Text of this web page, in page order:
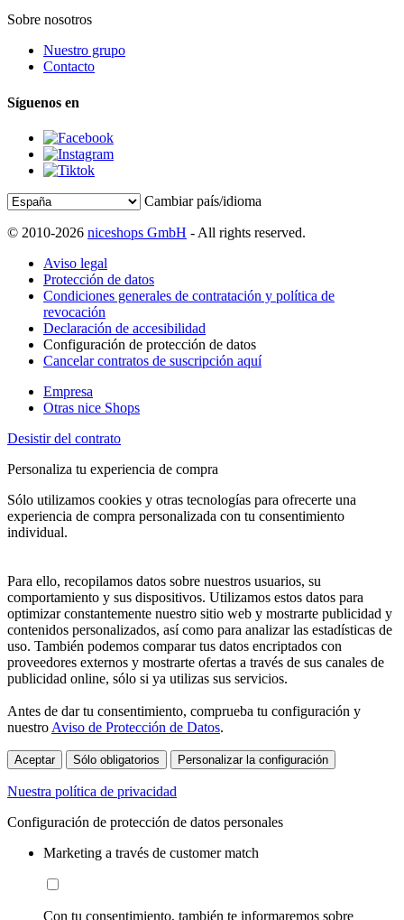
Sobre nosotros
Nuestro grupo
Contacto
Síguenos en
Cambiar país/idioma
© 2010-2026 niceshops GmbH - All rights reserved.
Aviso legal
Protección de datos
Condiciones generales de contratación y política de
revocación
Declaración de accesibilidad
Configuración de protección de datos
Cancelar contratos de suscripción aquí
Empresa
Otras nice Shops
Desistir del contrato
Personaliza tu experiencia de compra
Sólo utilizamos cookies y otras tecnologías para ofrecerte una
experiencia de compra personalizada con tu consentimiento
individual.
Para ello, recopilamos datos sobre nuestros usuarios, su
comportamiento y sus dispositivos. Utilizamos estos datos para
optimizar constantemente nuestro sitio web y mostrarte publicidad y
contenidos personalizados, así como para analizar las estadísticas de
uso. También podemos comparar tus datos encriptados con
proveedores externos y mostrarte ofertas a través de sus canales de
publicidad online, sólo si ya utilizas sus servicios.
Antes de dar tu consentimiento, comprueba tu configuración y
nuestro Aviso de Protección de Datos.
Aceptar Sólo obligatorios Personalizar la configuración
Nuestra política de privacidad
Configuración de protección de datos personales
Marketing a través de customer match
Con tu consentimiento, también te informaremos sobre